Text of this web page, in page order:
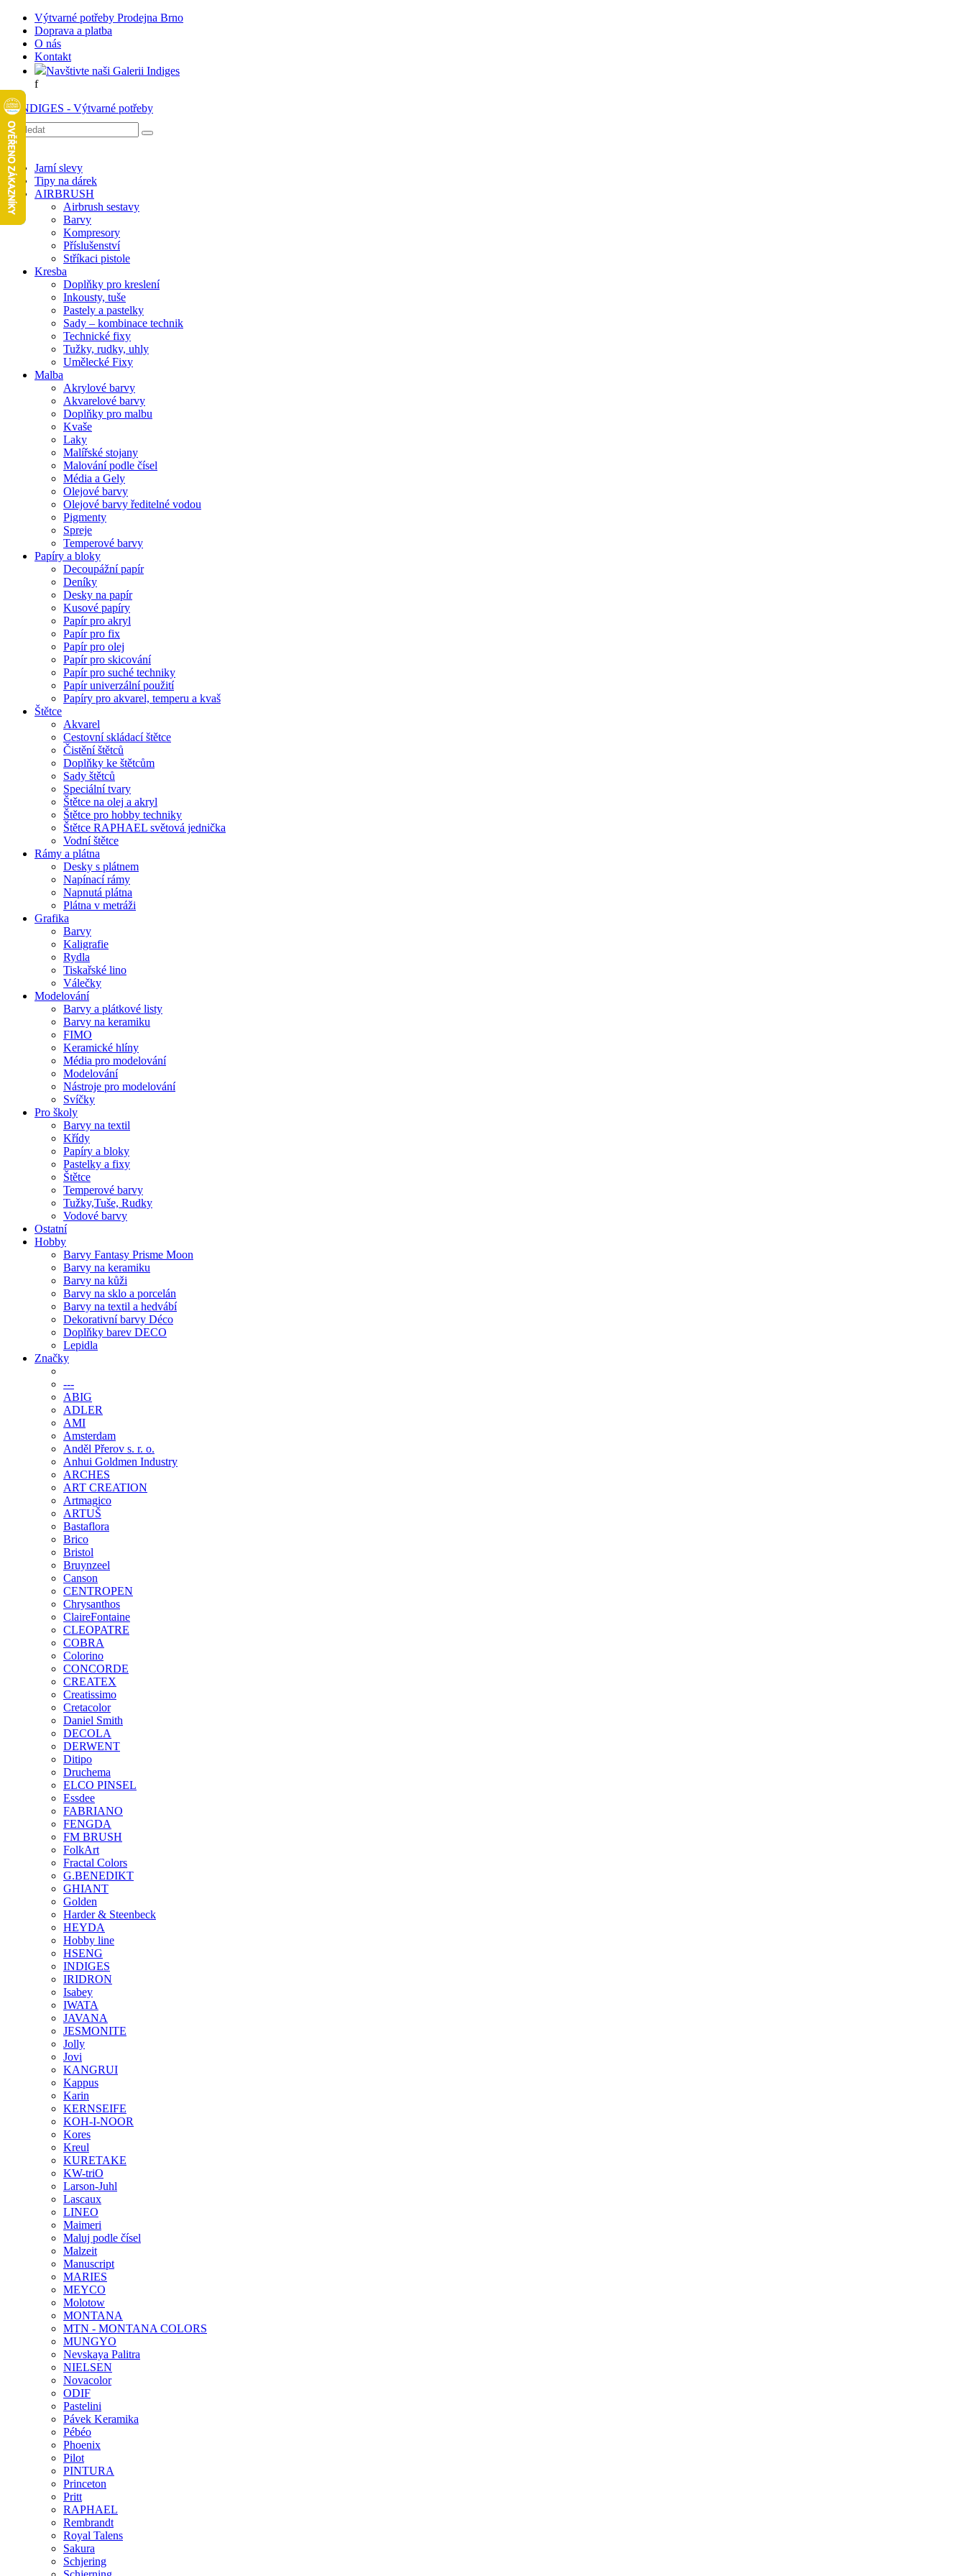
Výtvarné potřeby Prodejna Brno
Doprava a platba
O nás
Kontakt
Navštivte naši Galerii Indiges
f
Jarní slevy
Tipy na dárek
AIRBRUSH
Airbrush sestavy
Barvy
Kompresory
Příslušenství
Stříkaci pistole
Kresba
Doplňky pro kreslení
Inkousty, tuše
Pastely a pastelky
Sady – kombinace technik
Technické fixy
Tužky, rudky, uhly
Umělecké Fixy
Malba
Akrylové barvy
Akvarelové barvy
Doplňky pro malbu
Kvaše
Laky
Malířské stojany
Malování podle čísel
Média a Gely
Olejové barvy
Olejové barvy ředitelné vodou
Pigmenty
Spreje
Temperové barvy
Papíry a bloky
Decoupážní papír
Deníky
Desky na papír
Kusové papíry
Papír pro akryl
Papír pro fix
Papír pro olej
Papír pro skicování
Papír pro suché techniky
Papír univerzální použití
Papíry pro akvarel, temperu a kvaš
Štětce
Akvarel
Cestovní skládací štětce
Čistění štětců
Doplňky ke štětcům
Sady štětců
Speciální tvary
Štětce na olej a akryl
Štětce pro hobby techniky
Štětce RAPHAEL světová jednička
Vodní štětce
Rámy a plátna
Desky s plátnem
Napínací rámy
Napnutá plátna
Plátna v metráži
Grafika
Barvy
Kaligrafie
Rydla
Tiskařské lino
Válečky
Modelování
Barvy a plátkové listy
Barvy na keramiku
FIMO
Keramické hlíny
Média pro modelování
Modelování
Nástroje pro modelování
Svíčky
Pro školy
Barvy na textil
Křídy
Papíry a bloky
Pastelky a fixy
Štětce
Temperové barvy
Tužky,Tuše, Rudky
Vodové barvy
Ostatní
Hobby
Barvy Fantasy Prisme Moon
Barvy na keramiku
Barvy na kůži
Barvy na sklo a porcelán
Barvy na textil a hedvábí
Dekorativní barvy Déco
Doplňky barev DECO
Lepidla
Značky
---
ABIG
ADLER
AMI
Amsterdam
Anděl Přerov s. r. o.
Anhui Goldmen Industry
ARCHES
ART CREATION
Artmagico
ARTUŠ
Bastaflora
Brico
Bristol
Bruynzeel
Canson
CENTROPEN
Chrysanthos
ClaireFontaine
CLEOPATRE
COBRA
Colorino
CONCORDE
CREATEX
Creatissimo
Cretacolor
Daniel Smith
DECOLA
DERWENT
Ditipo
Druchema
ELCO PINSEL
Essdee
FABRIANO
FENGDA
FM BRUSH
FolkArt
Fractal Colors
G.BENEDIKT
GHIANT
Golden
Harder & Steenbeck
HEYDA
Hobby line
HSENG
INDIGES
IRIDRON
Isabey
IWATA
JAVANA
JESMONITE
Jolly
Jovi
KANGRUI
Kappus
Karin
KERNSEIFE
KOH-I-NOOR
Kores
Kreul
KURETAKE
KW-triO
Larson-Juhl
Lascaux
LINEO
Maimeri
Maluj podle čísel
Malzeit
Manuscript
MARIES
MEYCO
Molotow
MONTANA
MTN - MONTANA COLORS
MUNGYO
Nevskaya Palitra
NIELSEN
Novacolor
ODIF
Pastelini
Pávek Keramika
Pébéo
Phoenix
Pilot
PINTURA
Princeton
Pritt
RAPHAEL
Rembrandt
Royal Talens
Sakura
Schjering